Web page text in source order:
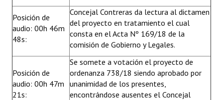
Posición de
audio: 00h 46m
48s:
Concejal Contreras da lectura al dictamen
del proyecto en tratamiento el cual
consta en el Acta Nº 169/18 de la
comisión de Gobierno y Legales.
Posición de
audio: 00h 47m
21s:
Se somete a votación el proyecto de
ordenanza 738/18 siendo aprobado por
unanimidad de los presentes,
encontrándose ausentes el Concejal